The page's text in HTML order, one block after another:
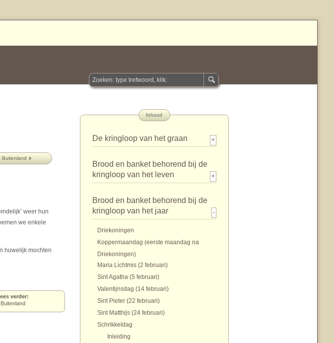
Buitenland
weer hun
we enkele
huwelijk mochten
verder:
Buitenland
Inhoud
De kringloop van het graan +
Brood en banket behorend bij de
kringloop van het leven
+
Brood en banket behorend bij de
kringloop van het jaar
-
Driekoningen
Koppermaandag (eerste maandag na
Driekoningen)
Maria Lichtmis (2 februari)
Sint Agatha (5 februari)
Valentijnsdag (14 februari)
Sint Pieter (22 februari)
Sint Matthijs (24 februari)
Schrikkeldag
Inleiding